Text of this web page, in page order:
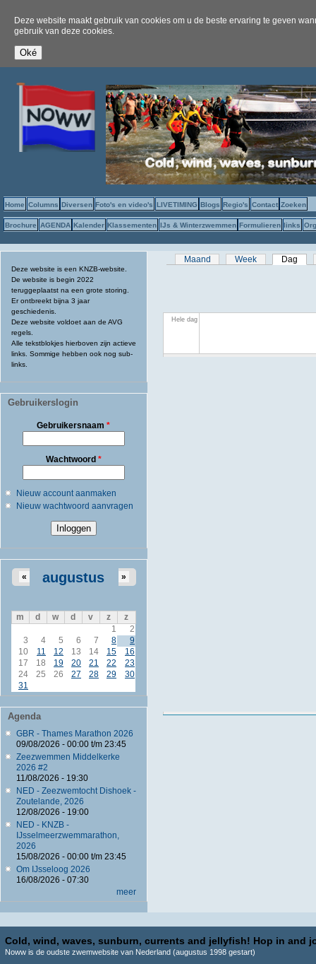
Deze website maakt gebruik van cookies om u de beste ervaring te geven
gebruik van deze cookies.
Home Columns Diversen Foto's en video's LIVETIMING Blogs Regio's Contact Zoeken
Brochure AGENDA Kalender Klassementen IJs & Winterzwemmen Formulieren links
Deze website is een KNZB-website.
De website is begin 2022
teruggeplaatst na een grote storing.
Er ontbreekt bijna 3 jaar
geschiedenis.
Deze website voldoet aan de AVG
regels.
Alle tekstblokjes hierboven zijn actieve
links. Sommige hebben ook nog sub-
links.
Gebruikerslogin
Gebruikersnaam*
Wachtwoord *
Nieuw account aanmaken
Nieuw wachtwoord aanvragen
augustus
« »
m d w d v z
z
1
2
3
4 5 6 7 8
9
10
11 12 13 14 15
16
17
18 19 20 21 22
23
24
25 26 27 28 29
30
31
Agenda
GBR - Thames Marathon 2026
09/08/2026 - 00:00t/m 23:45
Zeezwemmen Middelkerke
2026 #2
11/08/2026 - 19:30
NED - Zeezwemtocht Dishoek -
Zoutelande, 2026
12/08/2026 - 19:00
NED - KNZB -
IJsselmeerzwemmarathon,
2026
15/08/2026 - 00:00t/m 23:45
Om IJsseloog 2026
16/08/2026 - 07:30
meer
Primaire tabs
Maand Week Dag
Hele dag
Cold, wind, waves, sunburn, currents and jellyfish! Hop in and
Noww is de oudste zwemwebsite van Nederland (augustus 1998 gestart)